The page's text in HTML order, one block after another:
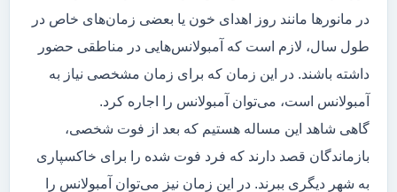
در مانور‌ها مانند روز اهدای خون یا بعضی زمان‌های خاص در
طول سال، لازم است که آمبولانس‌هایی در مناطقی حضور
داشته باشند. در این زمان که برای زمان مشخصی نیاز به
آمبولانس است، می‌توان آمبولانس را اجاره کرد.
گاهی شاهد این مساله هستیم که بعد از فوت شخصی،
بازماندگان قصد دارند که فرد فوت شده را برای خاکسپاری
به شهر دیگری ببرند. در این زمان نیز می‌توان آمبولانس را